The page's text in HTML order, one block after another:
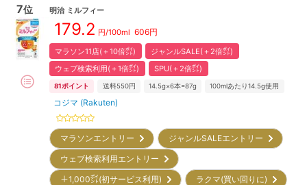
7位 明治 ミルフィー
179.2 円/100ml 606円
マラソン11店(＋10倍㌽)
ジャンルSALE(＋2倍㌽)
ウェブ検索利用(＋1倍㌽)
SPU(＋2倍㌽)
81ポイント 送料550円 14.5g×6本=87g 100mlあたり14.5g使用
コジマ (Rakuten)
マラソンエントリー
ジャンルSALEエントリー
ウェブ検索利用エントリー
＋1,000㌽(初サービス利用)
ラクマ(買い回りに)